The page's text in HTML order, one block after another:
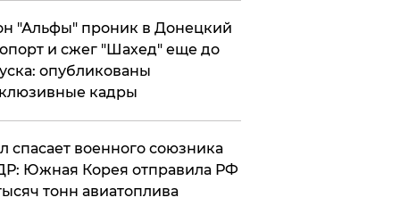
"Альфы" проник в Донецкий
и сжег "Шахед" еще до
опубликованы
кадры
спасает военного союзника
Южная Корея отправила РФ
тонн авиатоплива